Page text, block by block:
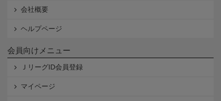
会社概要
ヘルプページ
会員向けメニュー
ＪリーグID会員登録
マイページ